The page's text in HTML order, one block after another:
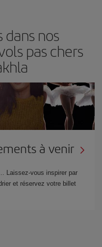
nos
pas chers
à venir
Laissez-vous inspirer par
et réservez votre billet